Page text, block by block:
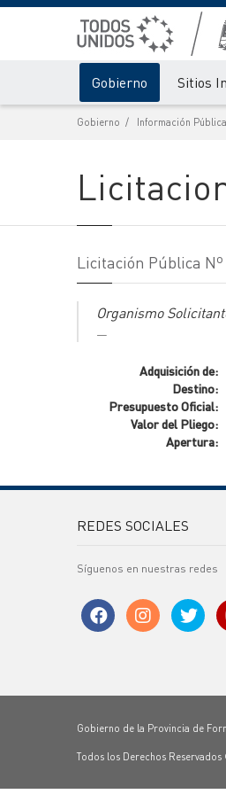
Gobierno Sitios
Gobierno Información Pública
Licitación Pública
Organismo
Adquisición de:
Destino:
Presupuesto Oficial:
Valor del Pliego:
Apertura:
REDES SOCIALES
Síguenos en nuestras redes
Gobierno de la Provincia de
Todos los Derechos Reservados